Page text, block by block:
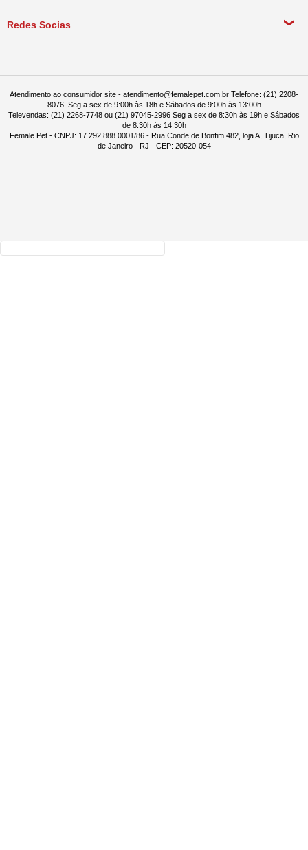
Redes Socias
Atendimento ao consumidor site - atendimento@femalepet.com.br Telefone: (21) 2208-
8076. Seg a sex de 9:00h às 18h e Sábados de 9:00h às 13:00h
Televendas: (21) 2268-7748 ou (21) 97045-2996 Seg a sex de 8:30h às 19h e Sábados
de 8:30h às 14:30h
Female Pet - CNPJ: 17.292.888.0001/86 - Rua Conde de Bonfim 482, loja A, Tijuca, Rio
de Janeiro - RJ - CEP: 20520-054